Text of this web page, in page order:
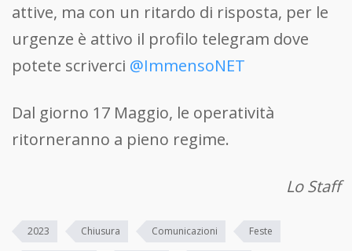
attive, ma con un ritardo di risposta, per le
urgenze è attivo il profilo telegram dove
potete scriverci @ImmensoNET
Dal giorno 17 Maggio, le operatività
ritorneranno a pieno regime.
Lo Staff
2023 Chiusura Comunicazioni Feste